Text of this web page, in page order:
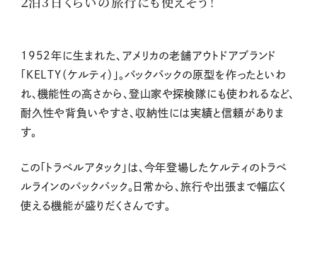
1952年に生まれた、アメリカの老舗アウトドアブランド
「KELTY（ケルティ）」。バックパックの原型を作ったといわ
れ、機能性の高さから、登山家や探検隊にも使われるなど、
耐久性や背負いやすさ、収納性には実績と信頼がありま
す。
この「トラベルアタック」は、今年登場したケルティのトラベ
ルラインのバックパック。日常から、旅行や出張まで幅広く
使える機能が盛りだくさんです。